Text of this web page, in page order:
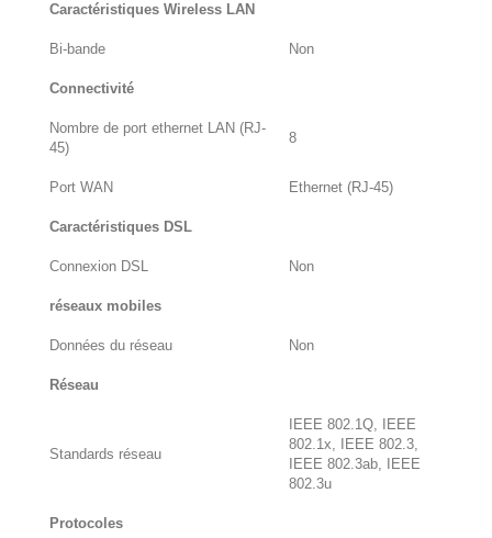
Caractéristiques Wireless LAN
Bi-bande Non
Connectivité
Nombre de port ethernet LAN (RJ-
45)
8
Port WAN Ethernet (RJ-45)
Caractéristiques DSL
Connexion DSL Non
réseaux mobiles
Données du réseau Non
Réseau
Standards réseau
IEEE 802.1Q, IEEE
802.1x, IEEE 802.3,
IEEE 802.3ab, IEEE
802.3u
Protocoles